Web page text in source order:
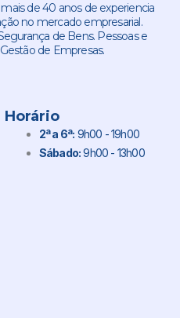
de 40 anos de experiencia
no mercado empresarial.
de Bens. Pessoas e
de Empresas.
Horário
2ª a 6ª: 9h00 - 19h00
Sábado:9h00 - 13h00